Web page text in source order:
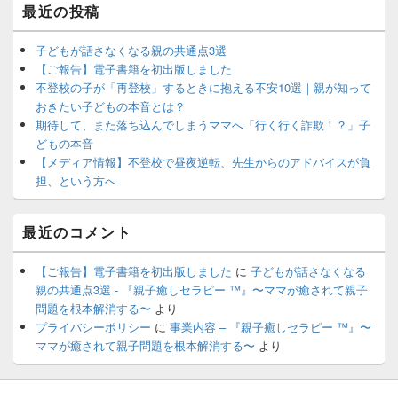
最近の投稿
子どもが話さなくなる親の共通点3選
【ご報告】電子書籍を初出版しました
不登校の子が「再登校」するときに抱える不安10選｜親が知って
おきたい子どもの本音とは？
期待して、また落ち込んでしまうママへ「行く行く詐欺！？」子
どもの本音
【メディア情報】不登校で昼夜逆転、先生からのアドバイスが負
担、という方へ
最近のコメント
【ご報告】電子書籍を初出版しました に 子どもが話さなくなる
親の共通点3選 - 『親子癒しセラピー ™️』〜ママが癒されて親子
問題を根本解消する〜 より
プライバシーポリシー に 事業内容 – 『親子癒しセラピー ™️』〜
ママが癒されて親子問題を根本解消する〜 より